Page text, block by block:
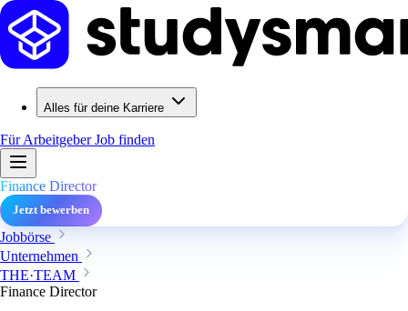
Alles für deine Karriere
Für ArbeitgeberJob finden
Finance Director
Jetzt bewerben
Jobbörse
Unternehmen
THE·TEAM
Finance Director